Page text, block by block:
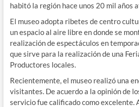
habitó la región hace unos 20 mil años
El museo adopta ribetes de centro
un espacio al aire libre en donde se
realización de espectáculos en
que sirve para la realización de una
Productores locales.
Recientemente, el museo realizó una
visitantes. De acuerdo a la opinión de
servicio fue calificado como excelente.